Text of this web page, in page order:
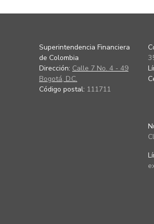
Superintendencia Financiera
de Colombia
Dirección: Calle 7 No. 4 - 49
Bogotá, D.C.
Código postal: 111711